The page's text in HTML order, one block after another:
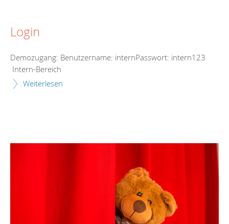
Login
Demozugang: Benutzername: internPasswort: intern123
Intern-Bereich
Weiterlesen